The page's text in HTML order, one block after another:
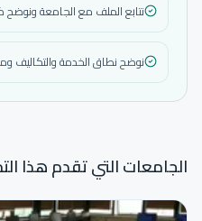
نتابع الملف مع الجامعة ونوضح
نوضح نطاق الخدمة والتكاليف
الجامعات التي تقدم هذا